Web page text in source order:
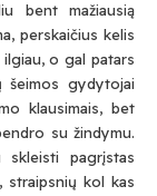
bent mažiausią
perskaičius kelis
o gal patars
šeimos gydytojai
klausimais, bet
su žindymu.
pagrįstas
straipsnių kol kas